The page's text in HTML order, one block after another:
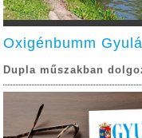
Oxigénbumm
Dupla műszakban